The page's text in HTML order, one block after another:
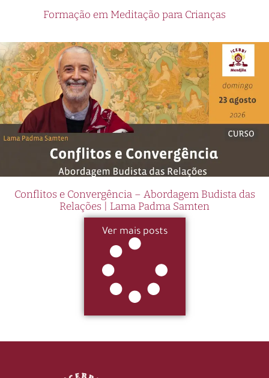
Formação em Meditação para Crianças
Conflitos e Convergência – Abordagem Budista das
Relações | Lama Padma Samten
Ver mais posts